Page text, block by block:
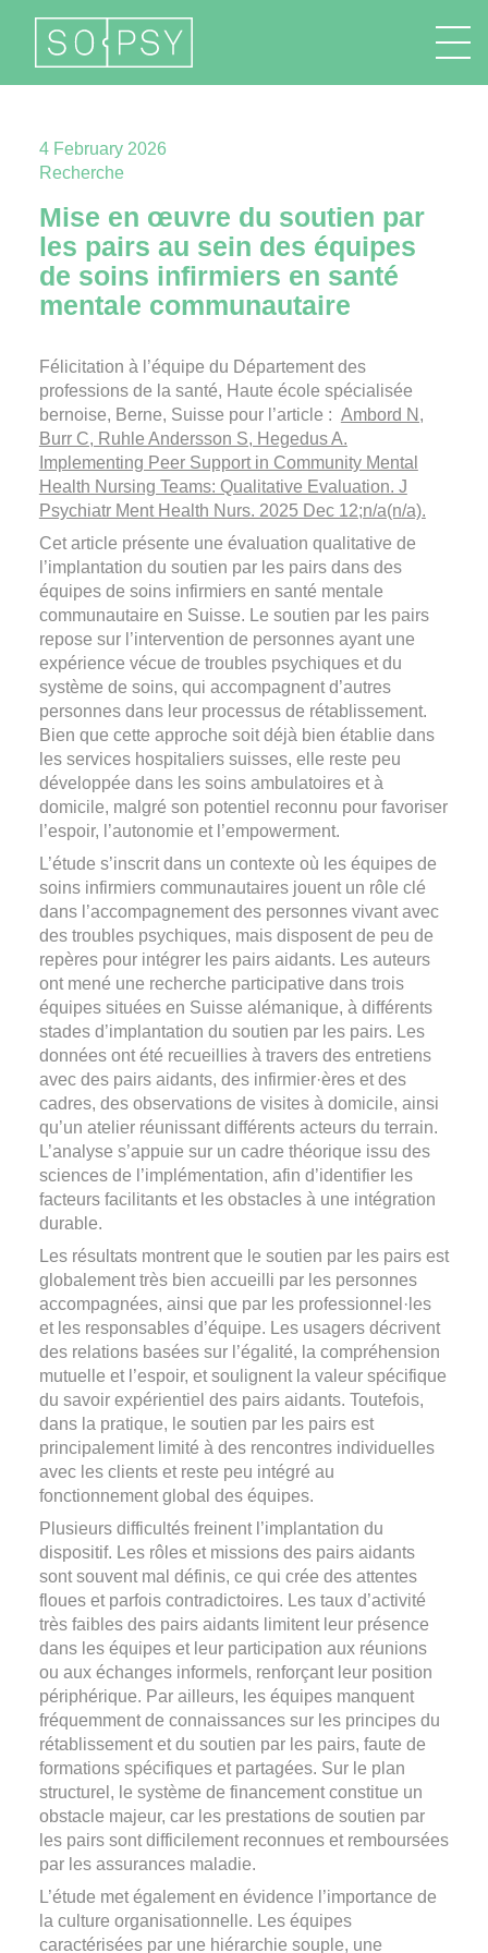
FR EN IT
4 February 2026
Recherche
Mise en œuvre du soutien par
les pairs au sein des équipes
de soins infirmiers en santé
mentale communautaire
Félicitation à l’équipe du Département des
professions de la santé, Haute école spécialisée
bernoise, Berne, Suisse pour l’article : Ambord N,
Burr C, Ruhle Andersson S, Hegedus A.
Implementing Peer Support in Community Mental
Health Nursing Teams: Qualitative Evaluation. J
Psychiatr Ment Health Nurs. 2025 Dec 12;n/a(n/a).
Cet article présente une évaluation qualitative de
l’implantation du soutien par les pairs dans des
équipes de soins infirmiers en santé mentale
communautaire en Suisse. Le soutien par les pairs
repose sur l’intervention de personnes ayant une
expérience vécue de troubles psychiques et du
système de soins, qui accompagnent d’autres
personnes dans leur processus de rétablissement.
Bien que cette approche soit déjà bien établie dans
les services hospitaliers suisses, elle reste peu
développée dans les soins ambulatoires et à
domicile, malgré son potentiel reconnu pour favoriser
l’espoir, l’autonomie et l’empowerment.
L’étude s’inscrit dans un contexte où les équipes de
soins infirmiers communautaires jouent un rôle clé
dans l’accompagnement des personnes vivant avec
des troubles psychiques, mais disposent de peu de
repères pour intégrer les pairs aidants. Les auteurs
ont mené une recherche participative dans trois
équipes situées en Suisse alémanique, à différents
stades d’implantation du soutien par les pairs. Les
données ont été recueillies à travers des entretiens
avec des pairs aidants, des infirmier·ères et des
cadres, des observations de visites à domicile, ainsi
qu’un atelier réunissant différents acteurs du terrain.
L’analyse s’appuie sur un cadre théorique issu des
sciences de l’implémentation, afin d’identifier les
facteurs facilitants et les obstacles à une intégration
durable.
Les résultats montrent que le soutien par les pairs est
globalement très bien accueilli par les personnes
accompagnées, ainsi que par les professionnel·les
et les responsables d’équipe. Les usagers décrivent
des relations basées sur l’égalité, la compréhension
mutuelle et l’espoir, et soulignent la valeur spécifique
du savoir expérientiel des pairs aidants. Toutefois,
dans la pratique, le soutien par les pairs est
principalement limité à des rencontres individuelles
avec les clients et reste peu intégré au
fonctionnement global des équipes.
Plusieurs difficultés freinent l’implantation du
dispositif. Les rôles et missions des pairs aidants
sont souvent mal définis, ce qui crée des attentes
floues et parfois contradictoires. Les taux d’activité
très faibles des pairs aidants limitent leur présence
dans les équipes et leur participation aux réunions
ou aux échanges informels, renforçant leur position
périphérique. Par ailleurs, les équipes manquent
fréquemment de connaissances sur les principes du
rétablissement et du soutien par les pairs, faute de
formations spécifiques et partagées. Sur le plan
structurel, le système de financement constitue un
obstacle majeur, car les prestations de soutien par
les pairs sont difficilement reconnues et remboursées
par les assurances maladie.
L’étude met également en évidence l’importance de
la culture organisationnelle. Les équipes
caractérisées par une hiérarchie souple, une